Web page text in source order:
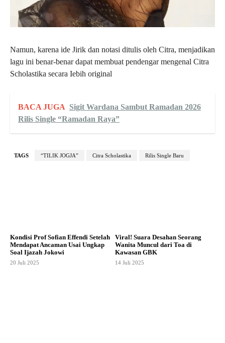
Namun, karena ide Jirik dan notasi ditulis oleh Citra, menjadikan
lagu ini benar-benar dapat membuat pendengar mengenal Citra
Scholastika secara Iebih original
BACA JUGA Sigit Wardana Sambut Ramadan 2026
Rilis Single “Ramadan Raya”
TAGS “TILIK JOGJA” Citra Scholastika Rilis Single Baru
Kondisi Prof Sofian Effendi Setelah
Mendapat Ancaman Usai Ungkap
Soal Ijazah Jokowi
20 Juli 2025
Viral! Suara Desahan Seorang
Wanita Muncul dari Toa di
Kawasan GBK
14 Juli 2025